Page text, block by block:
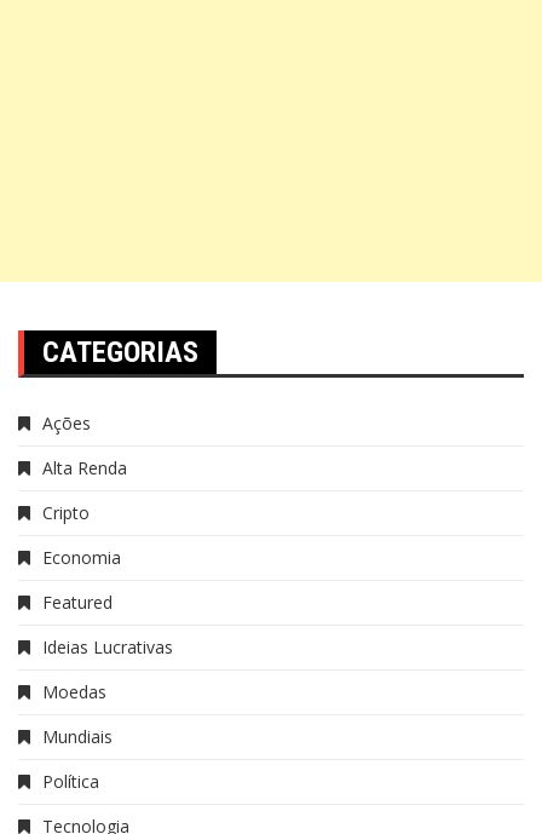
CATEGORIAS
Ações
Alta Renda
Cripto
Economia
Featured
Ideias Lucrativas
Moedas
Mundiais
Política
Tecnologia